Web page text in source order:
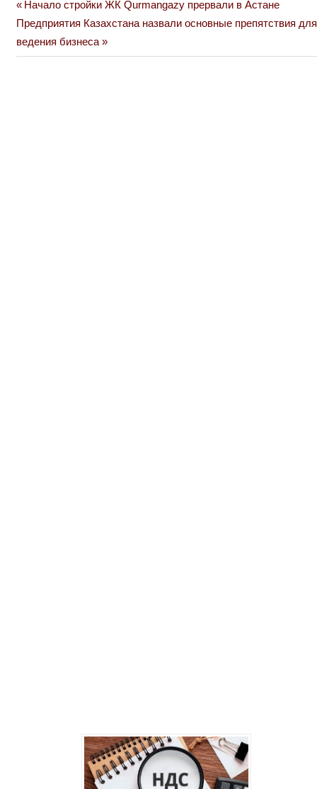
Навигация
по
Previous
Post:
Начало стройки ЖК Qurmangazy прервали в Астане
Next
Post:
Предприятия Казахстана назвали основные препятствия для
ведения бизнеса